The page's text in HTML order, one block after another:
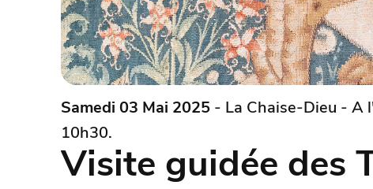
Samedi 03 Mai 2025 - La Chaise-Dieu - A
10h30.
Visite guidée des